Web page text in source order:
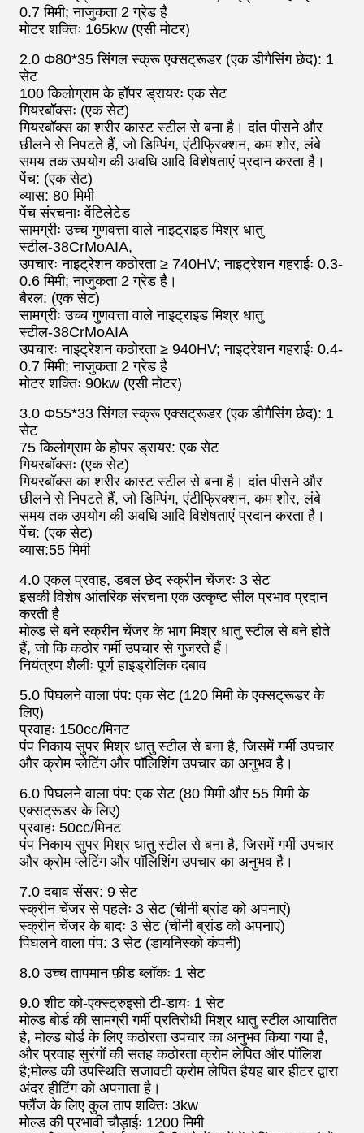
0.7 मिमी; नाजुकता 2 ग्रेड है
मोटर शक्तिः 165kw (एसी मोटर)
2.0 Φ80*35 सिंगल स्क्रू एक्सट्रूडर (एक डीगैसिंग छेद): 1
सेट
100 किलोग्राम के हॉपर ड्रायरः एक सेट
गियरबॉक्सः (एक सेट)
गियरबॉक्स का शरीर कास्ट स्टील से बना है। दांत पीसने और
छीलने से निपटते हैं, जो डिम्पिंग, एंटीफ्रिक्शन, कम शोर, लंबे
समय तक उपयोग की अवधि आदि विशेषताएं प्रदान करता है।
पेंच: (एक सेट)
व्यास: 80 मिमी
पेंच संरचनाः वेंटिलेटेड
सामग्रीः उच्च गुणवत्ता वाले नाइट्राइड मिश्र धातु
स्टील-38CrMoAIA,
उपचारः नाइट्रेशन कठोरता ≥ 740HV; नाइट्रेशन गहराईः 0.3-
0.6 मिमी; नाजुकता 2 ग्रेड है।
बैरल: (एक सेट)
सामग्रीः उच्च गुणवत्ता वाले नाइट्राइड मिश्र धातु
स्टील-38CrMoAIA
उपचारः नाइट्रेशन कठोरता ≥ 940HV; नाइट्रेशन गहराईः 0.4-
0.7 मिमी; नाजुकता 2 ग्रेड है
मोटर शक्तिः 90kw (एसी मोटर)
3.0 Φ55*33 सिंगल स्क्रू एक्सट्रूडर (एक डीगैसिंग छेद): 1
सेट
75 किलोग्राम के होपर ड्रायर: एक सेट
गियरबॉक्सः (एक सेट)
गियरबॉक्स का शरीर कास्ट स्टील से बना है। दांत पीसने और
छीलने से निपटते हैं, जो डिम्पिंग, एंटीफ्रिक्शन, कम शोर, लंबे
समय तक उपयोग की अवधि आदि विशेषताएं प्रदान करता है।
पेंच: (एक सेट)
व्यास:55 मिमी
4.0 एकल प्रवाह, डबल छेद स्क्रीन चेंजरः 3 सेट
इसकी विशेष आंतरिक संरचना एक उत्कृष्ट सील प्रभाव प्रदान
करती है
मोल्ड से बने स्क्रीन चेंजर के भाग मिश्र धातु स्टील से बने होते
हैं, जो कि कठोर गर्मी उपचार से गुजरते हैं।
नियंत्रण शैलीः पूर्ण हाइड्रोलिक दबाव
5.0 पिघलने वाला पंप: एक सेट (120 मिमी के एक्सट्रूडर के
लिए)
प्रवाहः 150cc/मिनट
पंप निकाय सुपर मिश्र धातु स्टील से बना है, जिसमें गर्मी उपचार
और क्रोम प्लेटिंग और पॉलिशिंग उपचार का अनुभव है।
6.0 पिघलने वाला पंप: एक सेट (80 मिमी और 55 मिमी के
एक्सट्रूडर के लिए)
प्रवाहः 50cc/मिनट
पंप निकाय सुपर मिश्र धातु स्टील से बना है, जिसमें गर्मी उपचार
और क्रोम प्लेटिंग और पॉलिशिंग उपचार का अनुभव है।
7.0 दबाव सेंसर: 9 सेट
स्क्रीन चेंजर से पहलेः 3 सेट (चीनी ब्रांड को अपनाएं)
स्क्रीन चेंजर के बादः 3 सेट (चीनी ब्रांड को अपनाएं)
पिघलने वाला पंप: 3 सेट (डायनिस्को कंपनी)
8.0 उच्च तापमान फ़ीड ब्लॉकः 1 सेट
9.0 शीट को-एक्स्ट्रुइसो टी-डायः 1 सेट
मोल्ड बोर्ड की सामग्री गर्मी प्रतिरोधी मिश्र धातु स्टील आयातित
है, मोल्ड बोर्ड के लिए कठोरता उपचार का अनुभव किया गया है,
और प्रवाह सुरंगों की सतह कठोरता क्रोम लेपित और पॉलिश
है;मोल्ड की उपस्थिति सजावटी क्रोम लेपित हैयह बार हीटर द्वारा
अंदर हीटिंग को अपनाता है।
फ्लैंज के लिए कुल ताप शक्तिः 3kw
मोल्ड की प्रभावी चौड़ाईः 1200 मिमी